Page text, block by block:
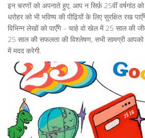
इन चरणों को अपनाते हुए, आप न सिर्फ़ 25वीं वर्षगांठ को
धरोहर को भी भविष्य की पीढ़ियों के लिए सुरक्षित रख
विभिन्न लेखों को पाएँगे – चाहे वो खेल में 25 साल की
25 साल की सफलता की विश्लेषण, सभी सामग्री
में मदद करेगी.